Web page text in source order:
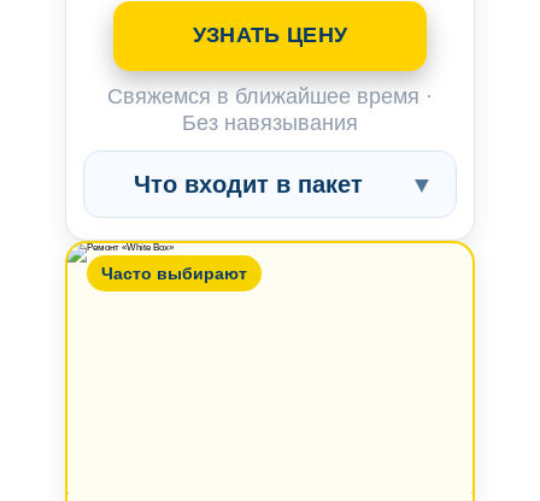
УЗНАТЬ ЦЕНУ
Свяжемся в ближайшее время ·
Без навязывания
Что входит в пакет ▼
Часто выбирают